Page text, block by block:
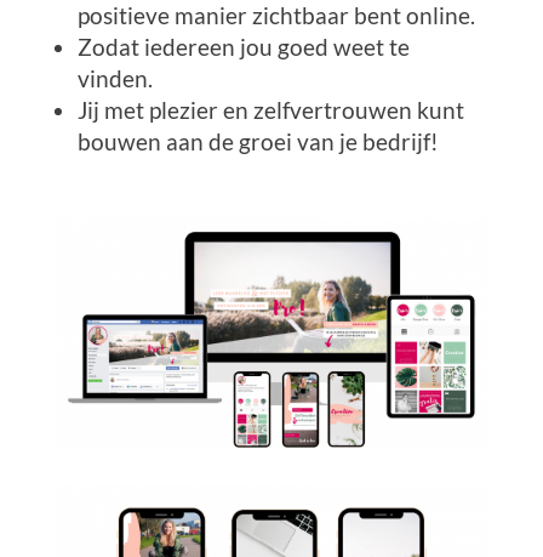
positieve manier zichtbaar bent online.
Zodat iedereen jou goed weet te
vinden.
Jij met plezier en zelfvertrouwen kunt
bouwen aan de groei van je bedrijf!